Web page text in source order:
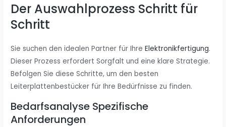
Der Auswahlprozess Schritt für
Schritt
Sie suchen den idealen Partner für IhreElektronikfertigung.
Dieser Prozess erfordert Sorgfalt und eine klare Strategie.
Befolgen Sie diese Schritte, um den besten
Leiterplattenbestücker für Ihre Bedürfnisse zu finden.
Bedarfsanalyse Spezifische
Anforderungen